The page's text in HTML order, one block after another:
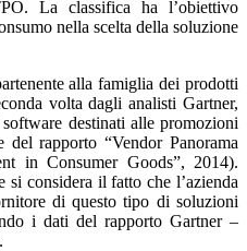
La classifica ha l’obiettivo
nella scelta della soluzione
alla famiglia dei prodotti
volta dagli analisti Gartner,
destinati alle promozioni
del rapporto “Vendor Panorama
in Consumer Goods”, 2014).
si considera il fatto che l’azienda
di questo tipo di soluzioni
i dati del rapporto Gartner –